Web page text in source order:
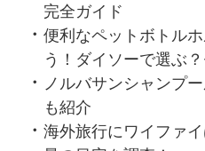
完全ガイド
便利なペットボトル
う！ダイソーで選ぶ
ノルバサンシャンプ
も紹介
海外旅行にワイファ